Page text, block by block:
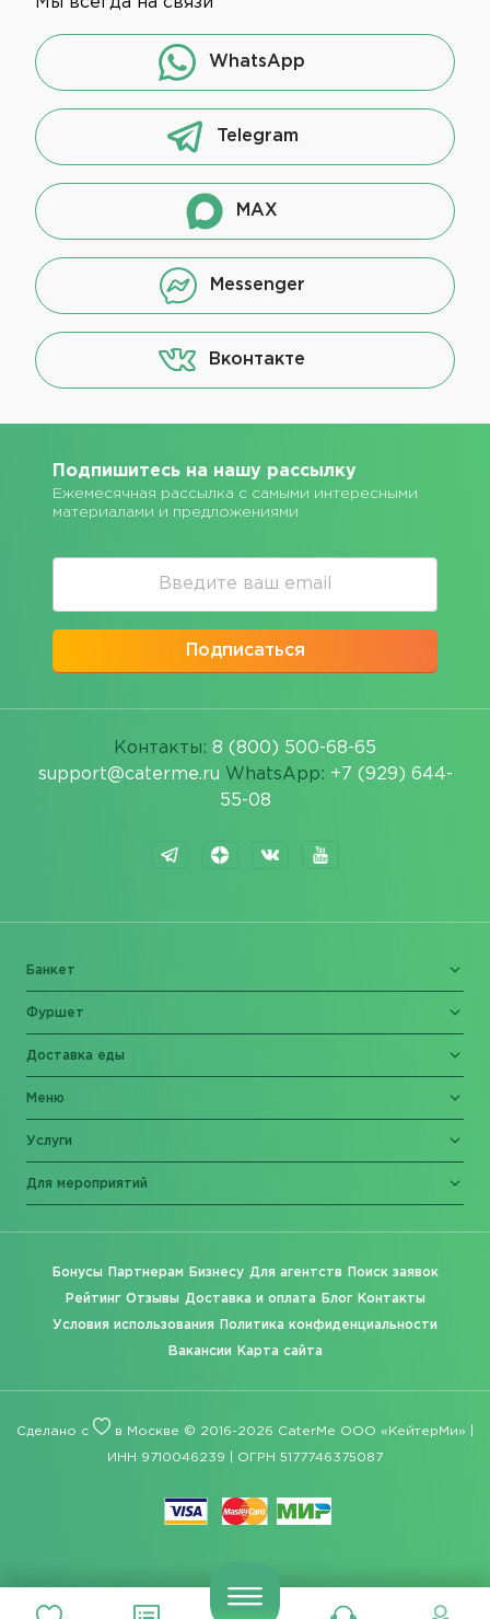
WhatsApp
Telegram
MAX
Messenger
Вконтакте
Подпишитесь на нашу рассылку
Ежемесячная рассылка с самыми интересными
материалами и предложениями
Подписаться
Контакты: 8 (800) 500-68-65
support@caterme.ru WhatsApp: +7 (929) 644-
55-08
Банкет
Фуршет
Доставка еды
Меню
Услуги
Для мероприятий
Бонусы Партнерам Бизнесу Для агентств Поиск заявок
Рейтинг Отзывы Доставка и оплата Блог Контакты
Условия использования Политика конфиденциальности
Вакансии Карта сайта
Сделано с в Москве © 2016-2026 CaterMe ООО «КейтерМи» |
ИНН 9710046239 | ОГРН 5177746375087